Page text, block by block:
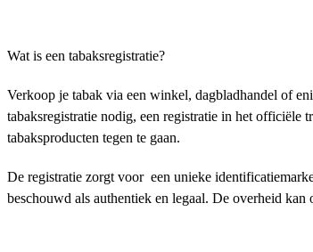
Wat is een tabaksregistratie?
Verkoop je tabak via een winkel, dagbladhandel of
tabaksregistratie nodig, een registratie in het officiële
tabaksproducten tegen te gaan.
De registratie zorgt voor een unieke
beschouwd als authentiek en legaal. De overheid